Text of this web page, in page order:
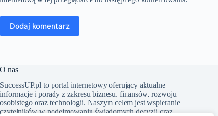
Dodaj komentarz
O nas
SuccessUP.pl to portal internetowy oferujący aktualne
informacje i porady z zakresu biznesu, finansów, rozwoju
osobistego oraz technologii. Naszym celem jest wspieranie
czytelników w podejmowaniu świadomych decyzji oraz